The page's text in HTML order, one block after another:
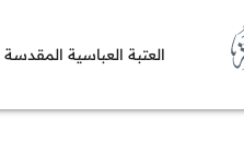
العتبة العباسية المقدسة